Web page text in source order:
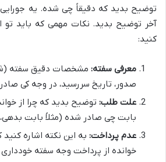
توضیح بدید که دقیقاً چی شده. یه جورایی
آخر توضیح بدید. نکات مهمی که باید
کنید:
معرفی سفته: مشخصات دقیق سفته
صدور، تاریخ سررسید، در وجه کی
علت طلب: توضیح بدید که چرا از
بابت چی صادر شده (مثلاً بابت
عدم پرداخت: به این نکته اشاره
خوانده از پرداخت وجه سفته خودداری